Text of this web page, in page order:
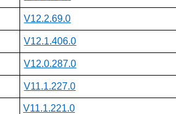
V12.2.69.0
V12.1.406.0
V12.0.287.0
V11.1.227.0
V11.1.221.0